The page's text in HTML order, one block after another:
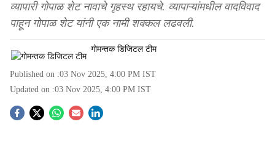
व्यापारी गोपाळ शेट नावाचे गृहस्थ रहायचे. व्यापाऱ्यांमधील वादविवाद
पाहून गोपाळ शेट यांनी एक नामी शक्कल लढवली.
गोमन्तक डिजिटल टीम
Published on :03 Nov 2025, 4:00 PM IST
Updated on :03 Nov 2025, 4:00 PM IST
S